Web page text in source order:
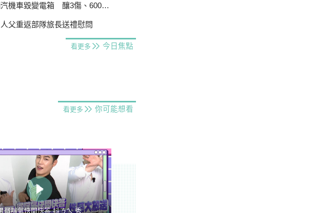
車毀變電箱 釀3傷、600戶停電
父重返部隊旅長送禮慰問
看更多 今日焦點
看更多 你可能想看
微喘氣快問快答 抖ㄋㄟ 秀